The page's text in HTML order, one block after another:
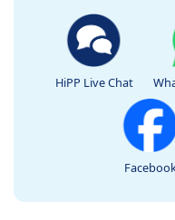
HiPP Live Chat